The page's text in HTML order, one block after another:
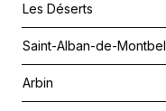
Les Déserts
Saint-Alban-de-Montbel
Arbin